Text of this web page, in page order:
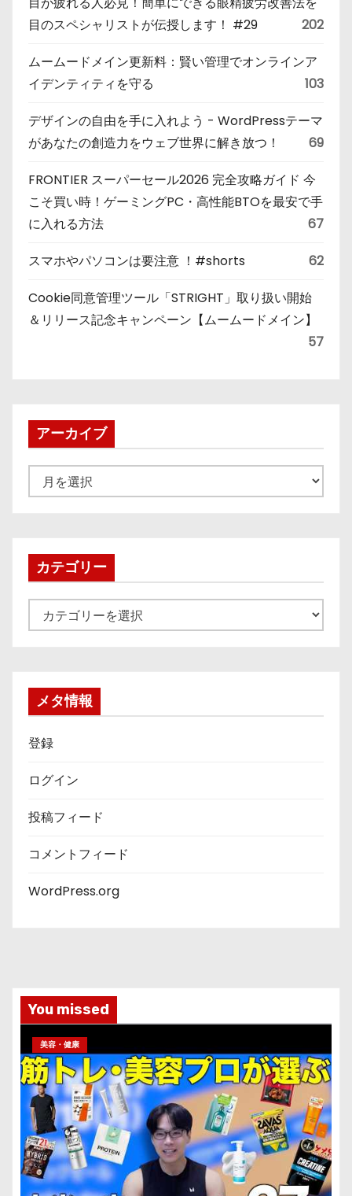
目のスペシャリストが伝授します！ #29
202
ムームードメイン更新料：賢い管理でオンラインア
イデンティティを守る
103
デザインの自由を手に入れよう - WordPressテーマ
があなたの創造力をウェブ世界に解き放つ！
69
FRONTIER スーパーセール2026 完全攻略ガイド 今
こそ買い時！ゲーミングPC・高性能BTOを最安で手
に入れる方法
67
スマホやパソコンは要注意 ！#shorts 62
Cookie同意管理ツール「STRIGHT」取り扱い開始
＆リリース記念キャンペーン【ムームードメイン】
57
アーカイブ
ー
ブカテゴリー
テ
メタ情報
登録
ログイン
投稿フィード
コメントフィード
WordPress.org
You missed
美容・健康